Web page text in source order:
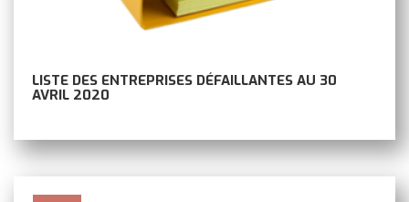
LISTE DES ENTREPRISES DÉFAILLANTES AU 30
AVRIL 2020